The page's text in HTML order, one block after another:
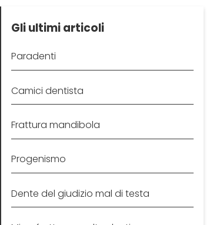
Gli ultimi articoli
Paradenti
Camici dentista
Frattura mandibola
Progenismo
Dente del giudizio mal di testa